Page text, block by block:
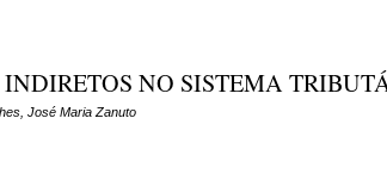
NO SISTEMA
José Maria Zanuto